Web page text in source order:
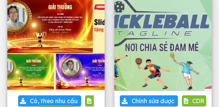
Có, theo nhu cầu
Chỉnh sửa được CDR